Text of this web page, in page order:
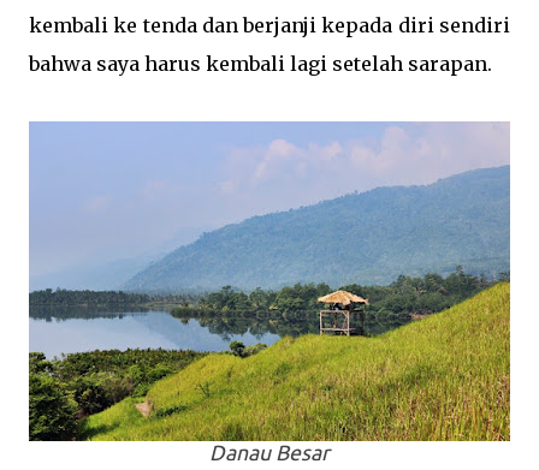
kembali ke tenda dan berjanji kepada diri sendiri
bahwa saya harus kembali lagi setelah sarapan.
Danau Besar